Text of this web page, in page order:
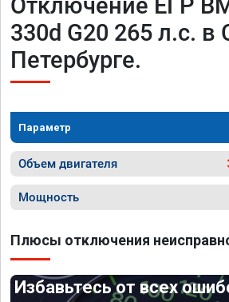
Отключение ЕГР
330d G20 265 л.с. в
Петербурге.
Параметр
Объем двигателя
Мощность
Плюсы отключения
Избавьтесь от всех